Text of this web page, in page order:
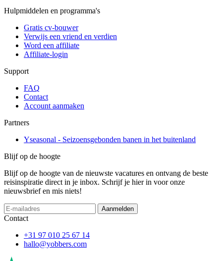
Hulpmiddelen en programma's
Gratis cv-bouwer
Verwijs een vriend en verdien
Word een affiliate
Affiliate-login
Support
FAQ
Contact
Account aanmaken
Partners
Yseasonal - Seizoensgebonden banen in het buitenland
Blijf op de hoogte
Blijf op de hoogte van de nieuwste vacatures en ontvang de beste
reisinspiratie direct in je inbox. Schrijf je hier in voor onze
nieuwsbrief en mis niets!
Aanmelden
Contact
+31 97 010 25 67 14
hallo@yobbers.com